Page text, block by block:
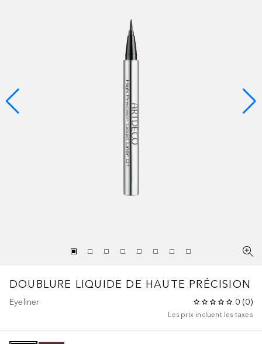
DOUBLURE LIQUIDE DE HAUTE PRÉCISION
Eyeliner 0 (0)
Les prix incluent les taxes